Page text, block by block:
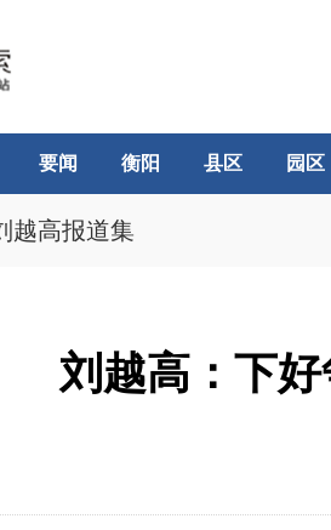
要闻 衡阳 县区 园区
越高报道集
刘越高：下